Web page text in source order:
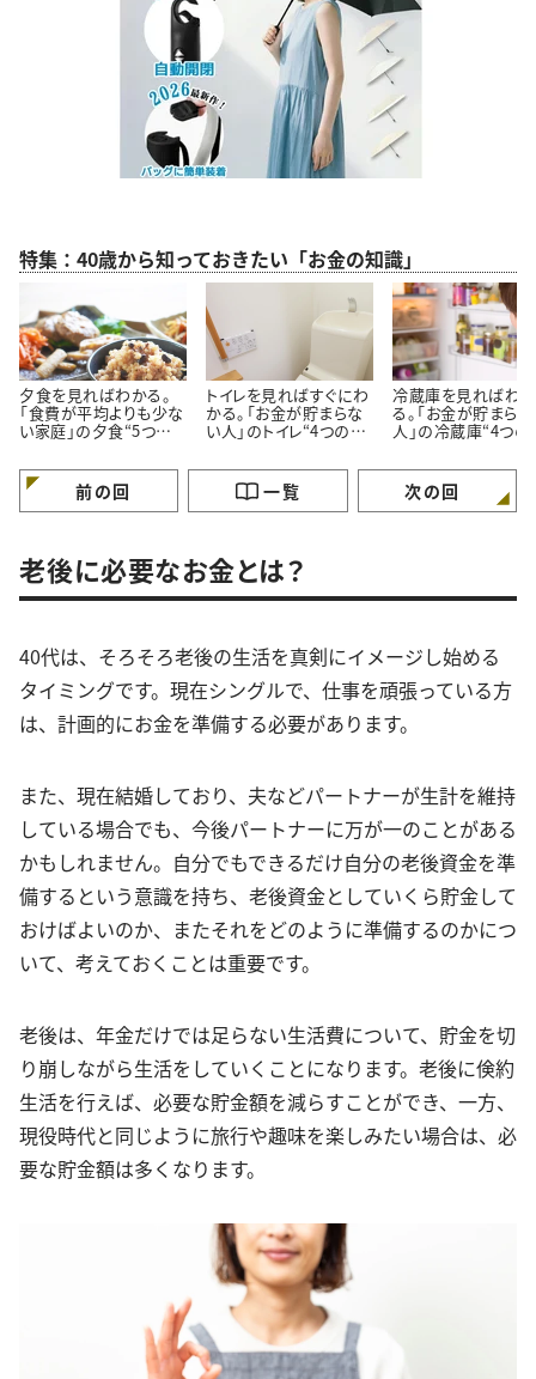
特集：40歳から知っておきたい「お金の知識」
夕食を見ればわかる。
「食費が平均よりも少な
い家庭」の夕食“5つの
トイレを見ればすぐにわ
かる。「お金が貯まらな
い人」のトイレ“4つの特
冷蔵庫を見ればわか
る。「お金が貯まら
人」の冷蔵庫“4つの
前の回 一覧 次の回
老後に必要なお金とは？
40代は、そろそろ老後の生活を真剣にイメージし始める
タイミングです。現在シングルで、仕事を頑張っている方
は、計画的にお金を準備する必要があります。
また、現在結婚しており、夫などパートナーが生計を維持
している場合でも、今後パートナーに万が一のことがある
かもしれません。自分でもできるだけ自分の老後資金を準
備するという意識を持ち、老後資金としていくら貯金して
おけばよいのか、またそれをどのように準備するのかにつ
いて、考えておくことは重要です。
老後は、年金だけでは足らない生活費について、貯金を切
り崩しながら生活をしていくことになります。老後に倹約
生活を行えば、必要な貯金額を減らすことができ、一方、
現役時代と同じように旅行や趣味を楽しみたい場合は、必
要な貯金額は多くなります。